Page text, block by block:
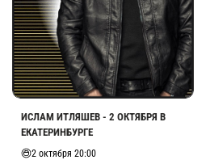
ИСЛАМ ИТЛЯШЕВ - 2 ОКТЯБРЯ В
ЕКАТЕРИНБУРГЕ
2 октября 20:00